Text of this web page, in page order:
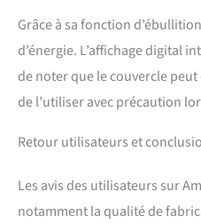
Grâce à sa fonction
d’énergie. L’affichage digital
de noter que le couvercle
de l’utiliser avec précaution
Retour utilisateurs et
Les avis des utilisateurs sur
notamment la qualité de